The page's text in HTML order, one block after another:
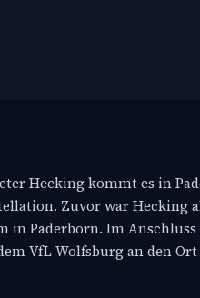
Hecking kommt es in
Zuvor war Hecking
in Paderborn. Im
VfL Wolfsburg an den Ort